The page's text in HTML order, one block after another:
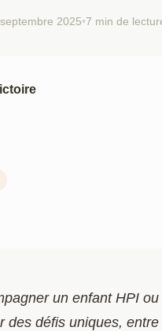
2025•7 min de
un enfant HPI ou
des défis uniques,